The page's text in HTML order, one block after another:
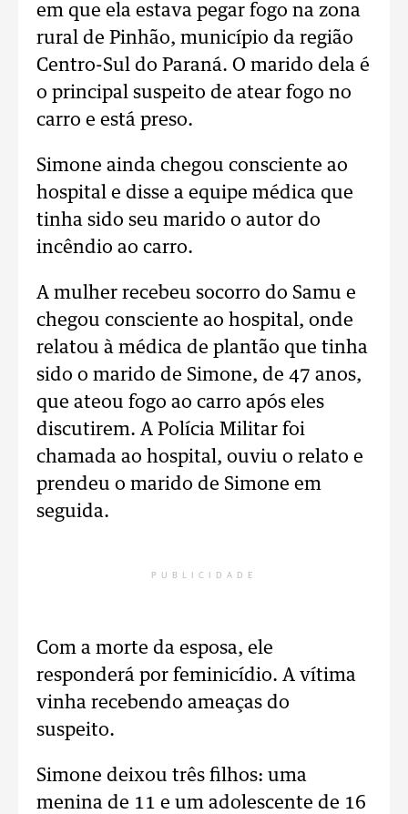
em que ela estava pegar fogo na zona
rural de Pinhão, município da região
Centro-Sul do Paraná. O marido dela é
o principal suspeito de atear fogo no
carro e está preso.
Simone ainda chegou consciente ao
hospital e disse a equipe médica que
tinha sido seu marido o autor do
incêndio ao carro.
A mulher recebeu socorro do Samu e
chegou consciente ao hospital, onde
relatou à médica de plantão que tinha
sido o marido de Simone, de 47 anos,
que ateou fogo ao carro após eles
discutirem. A Polícia Militar foi
chamada ao hospital, ouviu o relato e
prendeu o marido de Simone em
seguida.
PUBLICIDADE
Com a morte da esposa, ele
responderá por feminicídio. A vítima
vinha recebendo ameaças do
suspeito.
Simone deixou três filhos: uma
menina de 11 e um adolescente de 16